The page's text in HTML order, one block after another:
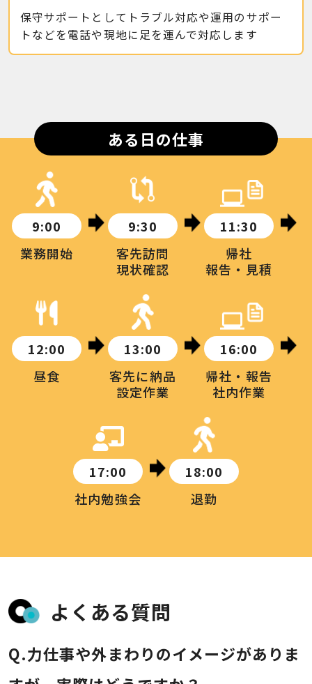
保守サポートとしてトラブル対応や運用のサポー
トなどを電話や現地に足を運んで対応します
ある日の仕事
9:00
業務開始
9:30
客先訪問
現状確認
11:30
帰社
報告・見積
12:00
昼食
13:00
客先に納品
設定作業
16:00
帰社・報告
社内作業
17:00
社内勉強会
18:00
退勤
よくある質問
力仕事や外まわりのイメージがありま